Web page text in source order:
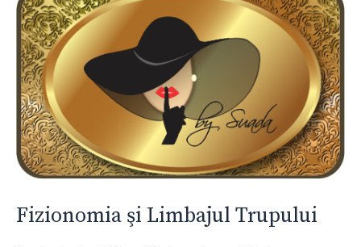
Fizionomia şi Limbajul Trupului